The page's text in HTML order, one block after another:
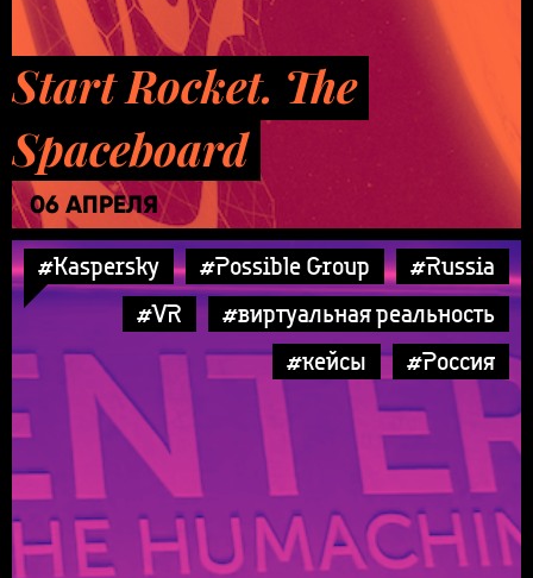
Start Rocket. The
Spaceboard
06 АПРЕЛЯ
#Kaspersky #Possible Group
#Russia
#VR
#виртуальная реальность
#кейсы
#Россия